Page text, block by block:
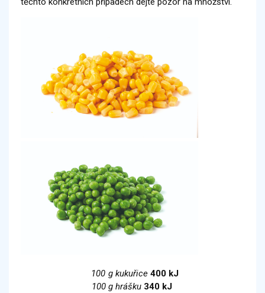
100 g kukuřice 400 kJ
100 g hrášku 340 kJ